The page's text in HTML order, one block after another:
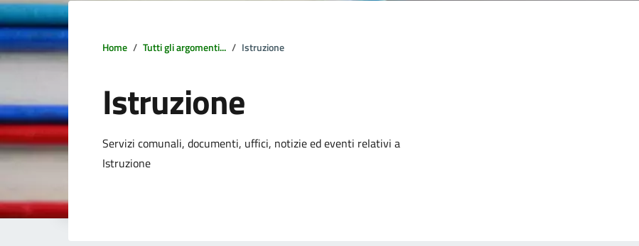
Home Tutti gli argomenti... Istruzione
Istruzione
Dettagli della notizia
Servizi comunali, documenti, uffici, notizie ed eventi relativi a
Istruzione